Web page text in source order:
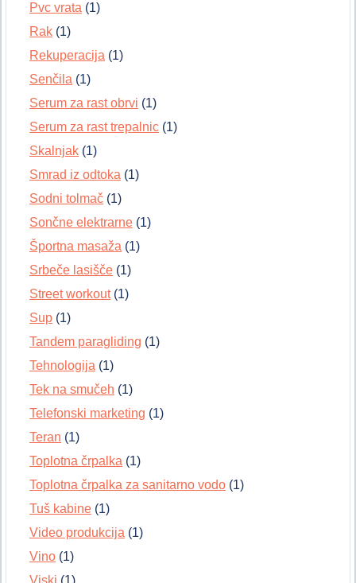
Pvc vrata (1)
Rak (1)
Rekuperacija (1)
Senčila (1)
Serum za rast obrvi (1)
Serum za rast trepalnic (1)
Skalnjak (1)
Smrad iz odtoka (1)
Sodni tolmač (1)
Sončne elektrarne (1)
Športna masaža (1)
Srbeče lasišče (1)
Street workout(1)
Sup (1)
Tandem paragliding (1)
Tehnologija (1)
Tek na smučeh (1)
Telefonski marketing (1)
Teran (1)
Toplotna črpalka (1)
Toplotna črpalka za sanitarno vodo (1)
Tuš kabine (1)
Video produkcija (1)
Vino (1)